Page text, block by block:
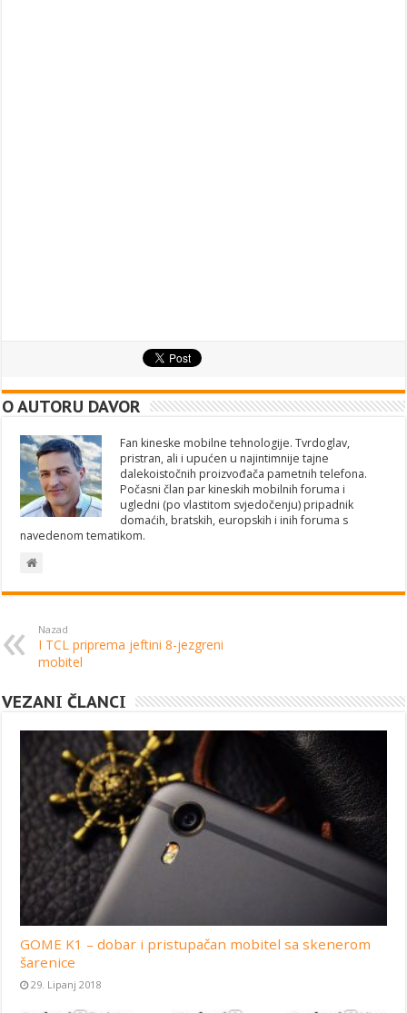
O AUTORU DAVOR
Fan kineske mobilne tehnologije. Tvrdoglav,
pristran, ali i upućen u najintimnije tajne
dalekoistočnih proizvođača pametnih telefona.
Počasni član par kineskih mobilnih foruma i
ugledni (po vlastitom svjedočenju) pripadnik
domaćih, bratskih, europskih i inih foruma s
navedenom tematikom.
Nazad
I TCL priprema jeftini 8-jezgreni
mobitel
VEZANI ČLANCI
GOME K1 – dobar i pristupačan mobitel sa skenerom
šarenice
29. Lipanj 2018